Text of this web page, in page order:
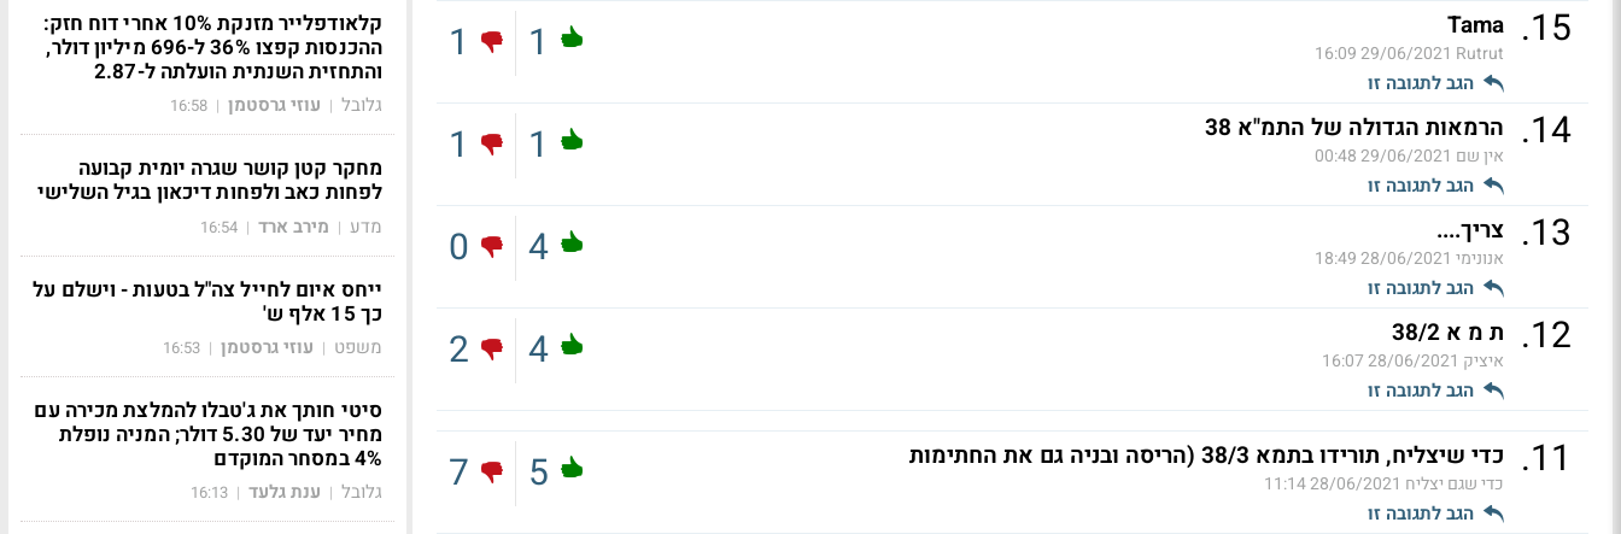
15
.
Tama
Rutrut
29/06/2021 16:09
הגב לתגובה זו
1
1
14
. הרמאות הגדולה של התמ"א 38
אין שם 29/06/2021 00:48
הגב לתגובה זו
1
1
13
. צריך....
אנונימי 28/06/2021 18:49
הגב לתגובה זו
4
0
12
. ת מ א 38/2
איציק 28/06/2021 16:07
הגב לתגובה זו
4
2
11
. כדי שיצליח, תורידו בתמא 38/3 (הריסה ובניה גם את החתימות
כדי שגם יצליח 28/06/2021 11:14
הגב לתגובה זו
5
7
קלאודפלייר מזנקת 10% אחרי דוח חזק:
ההכנסות קפצו 36% ל-696 מיליון דולר,
והתחזית השנתית הועלתה ל-2.87
גלובל | עוזי גרסטמן |
16:58
מחקר קטן קושר שגרה יומית קבועה
לפחות כאב ולפחות דיכאון בגיל השלישי
מדע | מירב ארד |
16:54
ייחס איום לחייל צה"ל בטעות - וישלם על
כך 15 אלף ש'
משפט | עוזי גרסטמן |
16:53
סיטי חותך את ג'טבלו להמלצת מכירה עם
מחיר יעד של 5.30 דולר; המניה נופלת
4% במסחר המוקדם
גלובל | ענת גלעד |
16:13